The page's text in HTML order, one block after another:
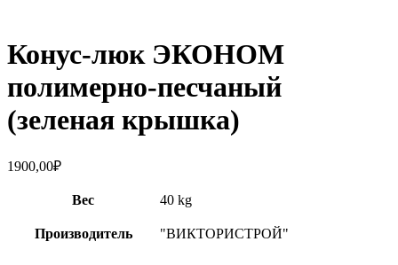
Конус-люк ЭКОНОМ
полимерно-песчаный
(зеленая крышка)
1900,00₽
Вес 40 kg
Производитель "ВИКТОРИСТРОЙ"